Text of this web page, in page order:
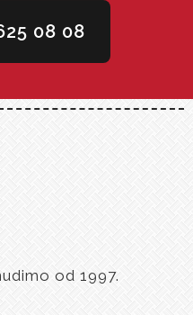
08 08
od 1997.